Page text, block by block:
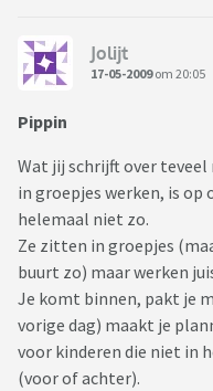
Jolijt
17-05-2009om 20:05
Pippin
Wat jij schrijft over teveel
in groepjes werken, is op
helemaal niet zo.
Ze zitten in groepjes
buurt zo) maar werken
Je komt binnen, pakt je
vorige dag) maakt je
voor kinderen die niet in
(voor of achter).